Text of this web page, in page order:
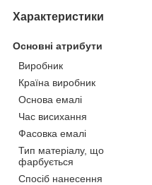
Характеристики
Основні атрибути
Виробник
Країна виробник
Основа емалі
Час висихання
Фасовка емалі
Тип матеріалу, що
фарбується
Спосіб нанесення